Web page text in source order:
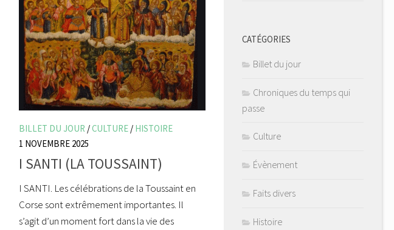
BILLET DU JOUR /CULTURE / HISTOIRE
1 NOVEMBRE 2025
I SANTI (LA TOUSSAINT)
I SANTI. Les célébrations de la Toussaint en
Corse sont extrêmement importantes. Il
s’agit d’un moment fort dans la vie des
CATÉGORIES
Billet du jour
Chroniques du temps qui
passe
Culture
Évènement
Faits divers
Histoire